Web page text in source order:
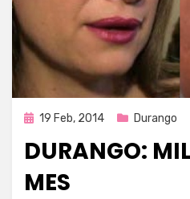
Publicada
19 Feb, 2014 Durango
DURANGO:
MES